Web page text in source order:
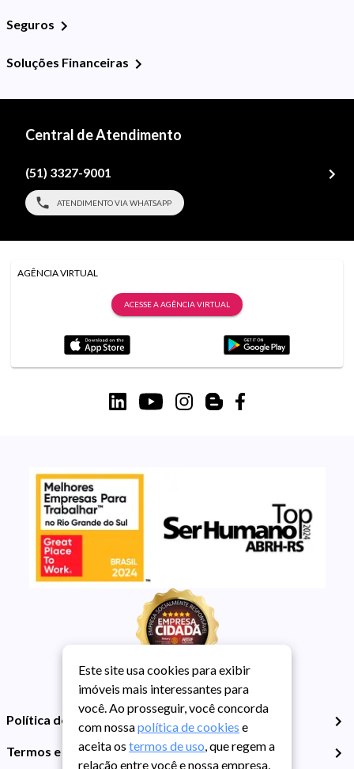
Seguros
Soluções Financeiras
Central de Atendimento
(51) 3327-9001
ATENDIMENTO VIA WHATSAPP
AGÊNCIA VIRTUAL
ACESSE A AGÊNCIA VIRTUAL
Política de Privacidade
Termos e Condições de Uso
Este site usa cookies para exibir
imóveis mais interessantes para
você. Ao prosseguir, você concorda
com nossapolítica de cookies e
aceita os termos de uso, que regem a
relação entre você e nossa empresa,